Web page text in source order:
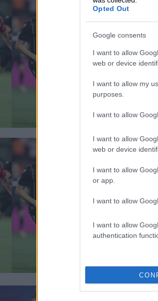
Opted Out
Google consents
I want to allow
web or device
I want to allow my
purposes.
I want to allow
I want to allow
web or device
I want to allow
or app.
I want to allow
I want to allow
authentication
οφ